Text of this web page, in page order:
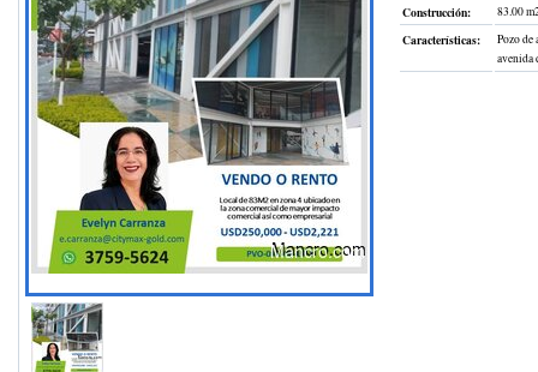
Construcción: 83.00
Características:
Pozo de
avenida